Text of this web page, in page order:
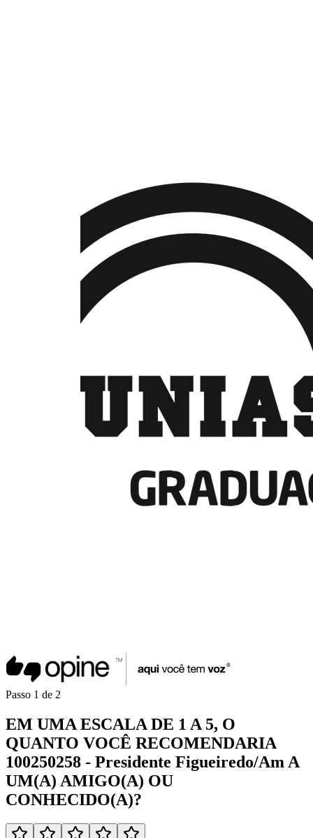
Passo 1 de 2
EM UMA ESCALA DE 1 A 5, O
QUANTO VOCÊ RECOMENDARIA
100250258 - Presidente Figueiredo/Am A
UM(A) AMIGO(A) OU
CONHECIDO(A)?